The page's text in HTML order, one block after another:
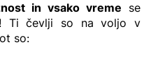
in vsako vreme se
Ti čevlji so na voljo v
so: